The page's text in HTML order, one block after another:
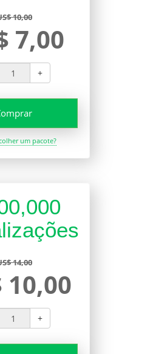
10,00
7,00
+
um pacote?
14,00
10,00
+